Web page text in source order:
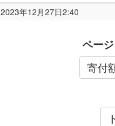
2023年12月27日2:40
ページ
寄付